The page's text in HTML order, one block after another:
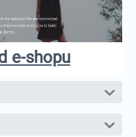
e-shopu